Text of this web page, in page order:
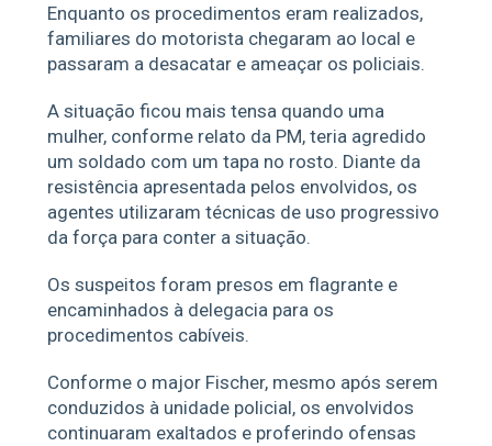
Enquanto os procedimentos eram realizados,
familiares do motorista chegaram ao local e
passaram a desacatar e ameaçar os policiais.
A situação ficou mais tensa quando uma
mulher, conforme relato da PM, teria agredido
um soldado com um tapa no rosto. Diante da
resistência apresentada pelos envolvidos, os
agentes utilizaram técnicas de uso progressivo
da força para conter a situação.
Os suspeitos foram presos em flagrante e
encaminhados à delegacia para os
procedimentos cabíveis.
Conforme o major Fischer, mesmo após serem
conduzidos à unidade policial, os envolvidos
continuaram exaltados e proferindo ofensas